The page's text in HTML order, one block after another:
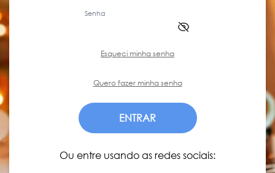
Senha
Esqueci minha senha
Quero fazer minha senha
ENTRAR
Ou entre usando as redes sociais: